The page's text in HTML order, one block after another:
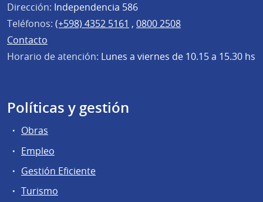
Dirección: Independencia 586
Teléfonos: (+598) 4352 5161 , 0800 2508
Contacto
Horario de atención: Lunes a viernes de 10.15 a 15.30 hs
Políticas y gestión
Obras
Empleo
Gestión Eficiente
Turismo